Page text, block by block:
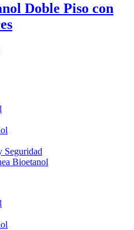
Doble Piso con
Seguridad
Bioetanol